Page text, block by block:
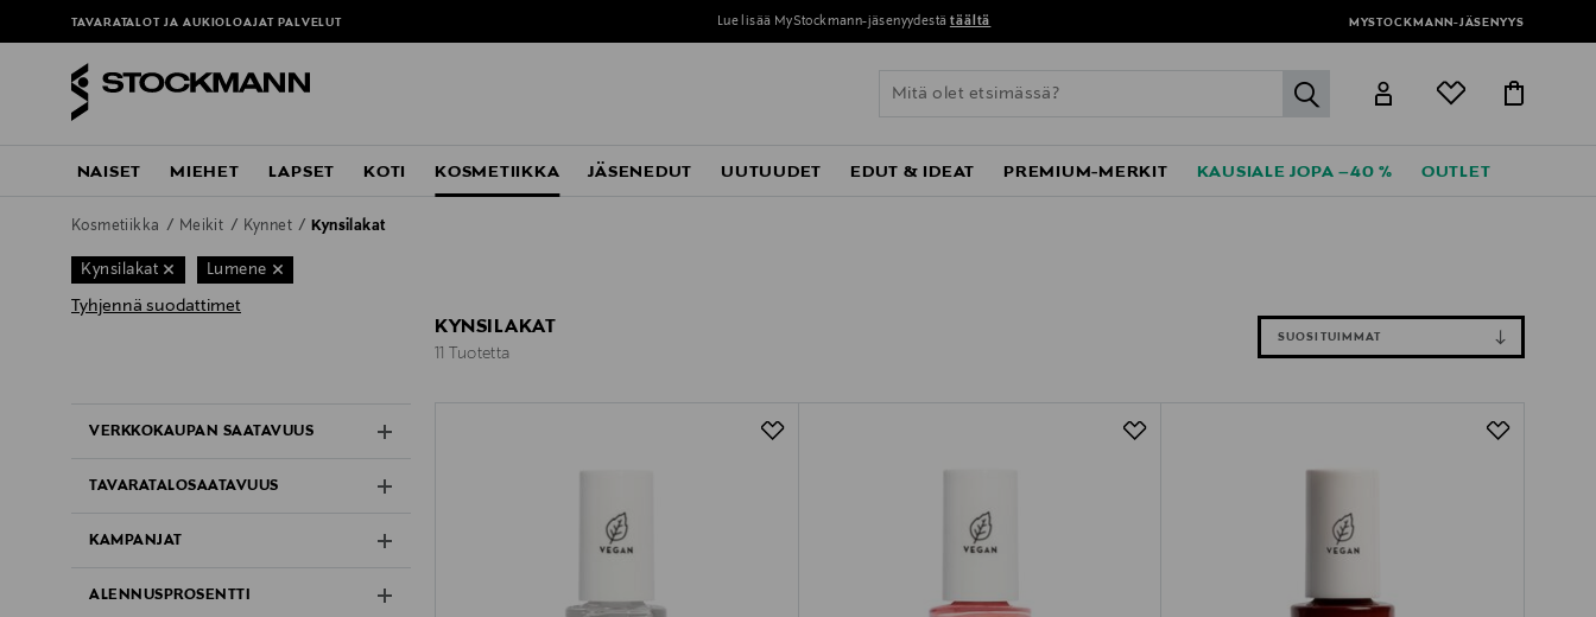
TAVARATALOT JA AUKIOLOAJAT PALVELUT Lue lisää MyStockmann-jäsenyydestä täältä MYSTOCKMANN-JÄSENYYS
label.header.go
NAISET MIEHET LAPSET KOTI KOSMETIIKKA JÄSENEDUT UUTUUDET EDUT & IDEAT PREMIUM-MERKIT KAUSIALE JOPA –40 % OUTLET
Kosmetiikka Meikit Kynnet Kynsilakat
Kynsilakat Lumene
Tyhjennä suodattimet
VERKKOKAUPAN SAATAVUUS
TAVARATALOSAATAVUUS
KAMPANJAT
ALENNUSPROSENTTI
KYNSILAKAT
11 Tuotetta
SUOSITUIMMAT